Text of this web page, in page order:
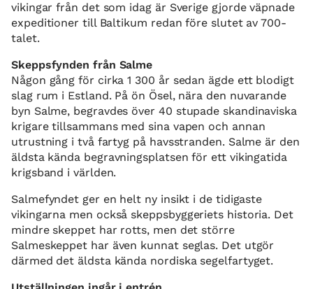
vikingar från det som idag är Sverige gjorde väpnade
expeditioner till Baltikum redan före slutet av 700-
talet.
Skeppsfynden från Salme
Någon gång för cirka 1 300 år sedan ägde ett blodigt
slag rum i Estland. På ön Ösel, nära den nuvarande
byn Salme, begravdes över 40 stupade skandinaviska
krigare tillsammans med sina vapen och annan
utrustning i två fartyg på havsstranden. Salme är den
äldsta kända begravningsplatsen för ett vikingatida
krigsband i världen.
Salmefyndet ger en helt ny insikt i de tidigaste
vikingarna men också skeppsbyggeriets historia. Det
mindre skeppet har rotts, men det större
Salmeskeppet har även kunnat seglas. Det utgör
därmed det äldsta kända nordiska segelfartyget.